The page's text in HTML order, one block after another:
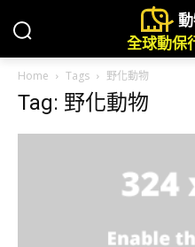
全球動保
Home Tags 野化動物
Tag: 野化動物